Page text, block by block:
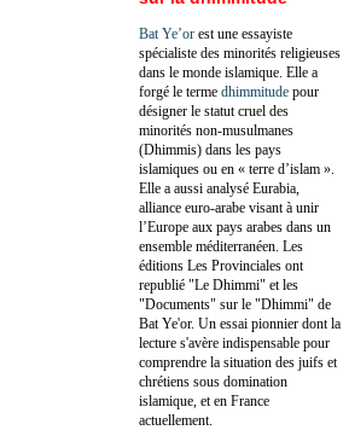
Bat Ye’or est une essayiste
spécialiste des minorités religieuses
dans le monde islamique. Elle a
forgé le terme dhimmitude pour
désigner le statut cruel des
minorités non-musulmanes
(Dhimmis) dans les pays
islamiques ou en « terre d’islam ».
Elle a aussi analysé Eurabia,
alliance euro-arabe visant à unir
l’Europe aux pays arabes dans un
ensemble méditerranéen. Les
éditions Les Provinciales ont
republié "Le Dhimmi" et les
"Documents" sur le "Dhimmi" de
Bat Ye'or. Un essai pionnier dont la
lecture s'avère indispensable pour
comprendre la situation des juifs et
chrétiens sous domination
islamique, et en France
actuellement.